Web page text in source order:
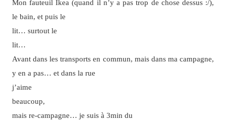
Mon fauteuil Ikea (quand il n’y a pas trop de chose dessus :/),
le bain, et puis le
lit… surtout le
lit…
Avant dans les transports en commun, mais dans ma campagne,
y en a pas… et dans la rue
j’aime
beaucoup,
mais re-campagne… je suis à 3min du